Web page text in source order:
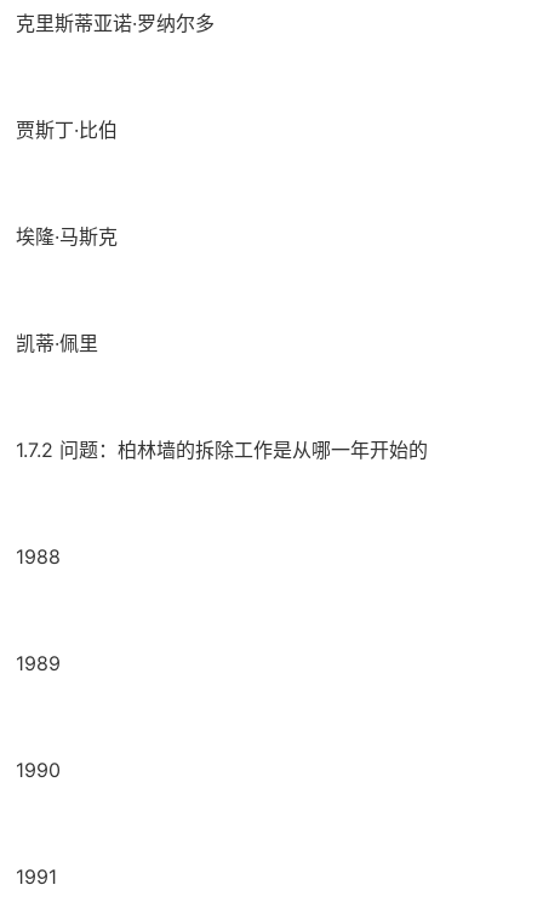
克里斯蒂亚诺·罗纳尔多
贾斯丁·比伯
埃隆·马斯克
凯蒂·佩里
1.7.2 问题：柏林墙的拆除工作是从哪一年开始的
1988
1989
1990
1991